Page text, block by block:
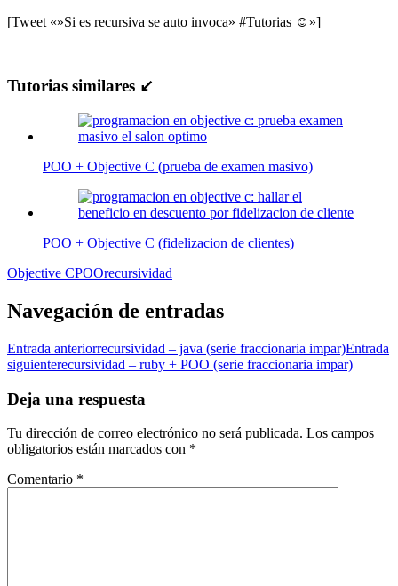
[Tweet «»Si es recursiva se auto invoca» #Tutorias ☺»]
Tutorias similares ↙
POO + Objective C (prueba de examen masivo)
POO + Objective C (fidelizacion de clientes)
Objective CPOOrecursividad
Navegación de entradas
Entrada anteriorrecursividad – java (serie fraccionaria impar)Entrada
siguienterecursividad – ruby + POO (serie fraccionaria impar)
Deja una respuesta
Tu dirección de correo electrónico no será publicada. Los campos
obligatorios están marcados con *
Comentario *